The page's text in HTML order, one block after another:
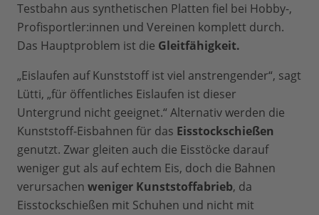
Testbahn aus synthetischen Platten fiel bei Hobby-,
Profisportler:innen und Vereinen komplett durch.
Das Hauptproblem ist die Gleitfähigkeit.
„Eislaufen auf Kunststoff ist viel anstrengender“, sagt
Lütti, „für öffentliches Eislaufen ist dieser
Untergrund nicht geeignet.“ Alternativ werden die
Kunststoff-Eisbahnen für das Eisstockschießen
genutzt. Zwar gleiten auch die Eisstöcke darauf
weniger gut als auf echtem Eis, doch die Bahnen
verursachen weniger Kunststoffabrieb, da
Eisstockschießen mit Schuhen und nicht mit